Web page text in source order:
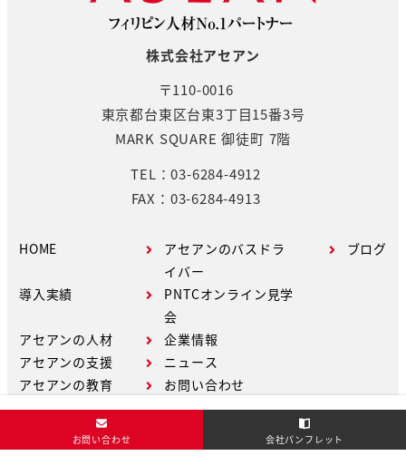
株式会社アセアン
〒110-0016
東京都台東区台東3丁目15番3号
MARK SQUARE 御徒町 7階
TEL：03-6284-4912
FAX：03-6284-4913
HOME
導入実績
アセアンの人材
アセアンの支援
アセアンの教育
アセアンのバスドラ
イバー
PNTCオンライン見学
会
企業情報
ニュース
お問い合わせ
ブログ
Copyright © ASEAN Co.,Ltd. All Rights Reserved.
お問い合わせ 会社パンフレット